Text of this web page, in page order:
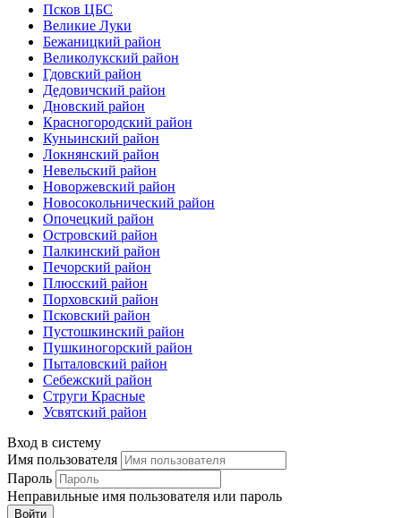
Псков ЦБС
Великие Луки
Бежаницкий район
Великолукский район
Гдовский район
Дедовичский район
Дновский район
Красногородский район
Куньинский район
Локнянский район
Невельский район
Новоржевский район
Новосокольнический район
Опочецкий район
Островский район
Палкинский район
Печорский район
Плюсский район
Порховский район
Псковский район
Пустошкинский район
Пушкиногорский район
Пыталовский район
Себежский район
Струги Красные
Усвятский район
Вход в систему
Имя пользователя
Пароль
Неправильные имя пользователя или пароль
Войти